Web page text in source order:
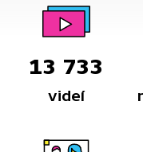
13 733
videí